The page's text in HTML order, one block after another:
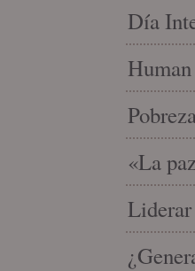
Día
«La
Liderar